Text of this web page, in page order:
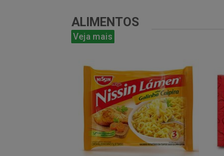
ALIMENTOS
Veja mais